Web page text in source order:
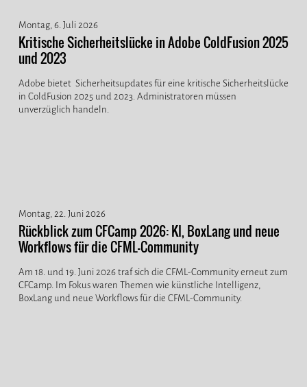
Montag, 6. Juli 2026
Kritische Sicherheitslücke in Adobe ColdFusion 2025
und 2023
Adobe bietet Sicherheitsupdates für eine kritische Sicherheitslücke
in ColdFusion 2025 und 2023. Administratoren müssen
unverzüglich handeln.
Montag, 22. Juni 2026
Rückblick zum CFCamp 2026: KI, BoxLang und neue
Workflows für die CFML-Community
Am 18. und 19. Juni 2026 traf sich die CFML-Community erneut zum
CFCamp. Im Fokus waren Themen wie künstliche Intelligenz,
BoxLang und neue Workflows für die CFML-Community.